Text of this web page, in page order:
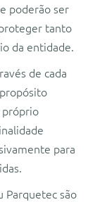
poderão ser
tanto
da entidade.
de cada
próprio
para
Parquetec são